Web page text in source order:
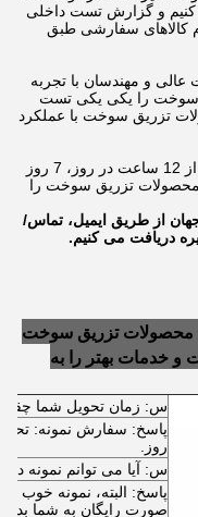
و گزارش تست داخلی
کالاهای سفارشی طبق
و مهندسان با تجربه
سوخت را یکی یکی تست
تزریق سوخت با عملکرد
کارکنان باتجربه مختلف پس از فروش بیش از 12 ساعت در روز، 7 روز
محصولات تزریق سوخت را
از طریق ایمیل، تماس/
محصولات تزریق سوخت
و خدمات بهتر را به
س: زمان تحویل شما
روز.
س: آیا می توانم نمونه
پاسخ: البته، نمونه خوب
صورت رایگان به شما